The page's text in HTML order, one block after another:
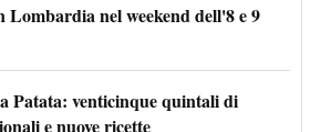
Lombardia nel weekend dell'8 e 9
Patata: venticinque quintali di
e nuove ricette